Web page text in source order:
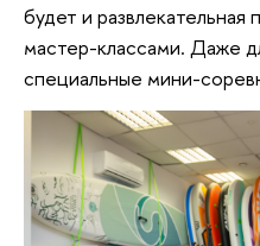
будет и
мастер-классами. Даже
специальные мини-